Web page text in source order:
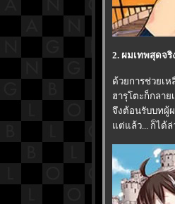
2. ผมเทพสุดจริ
ด้วยการช่วยเ
ฮารุโตะก็กลา
จึงต้อนรับบทผู้
ต่แล้ว... ก็ได้ล่